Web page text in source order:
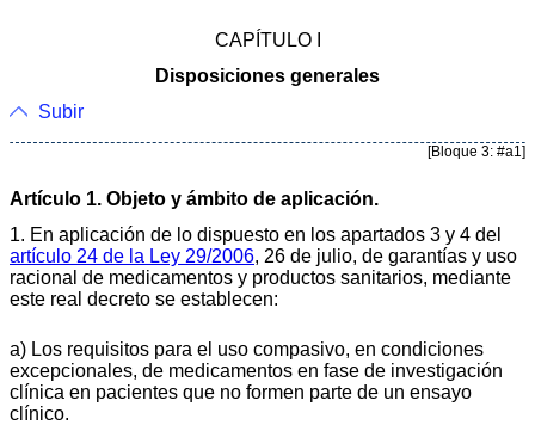
CAPÍTULO I
Disposiciones generales
Subir
[Bloque 3: #a1]
Artículo 1. Objeto y ámbito de aplicación.
1. En aplicación de lo dispuesto en los apartados 3 y 4 del
artículo 24 de la Ley 29/2006, 26 de julio, de garantías y uso
racional de medicamentos y productos sanitarios, mediante
este real decreto se establecen:
a) Los requisitos para el uso compasivo, en condiciones
excepcionales, de medicamentos en fase de investigación
clínica en pacientes que no formen parte de un ensayo
clínico.